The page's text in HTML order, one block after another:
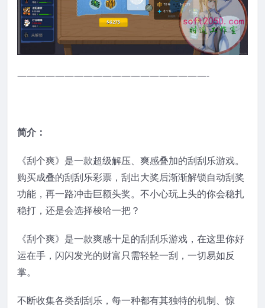
————————————————————-
简介：
《刮个爽》是一款超级解压、爽感叠加的刮刮乐游戏。
购买成叠的刮刮乐彩票，刮出大奖后渐渐解锁自动刮奖
功能，再一路冲击巨额头奖。不小心玩上头的你会稳扎
稳打，还是会选择梭哈一把？
《刮个爽》是一款爽感十足的刮刮乐游戏，在这里你好
运在手，闪闪发光的财富只需轻轻一刮，一切易如反
掌。
不断收集各类刮刮乐，每一种都有其独特的机制、惊